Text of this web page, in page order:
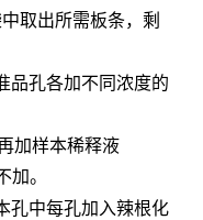
取出所需板条，剩
品孔各加不同浓度的
加样本稀释液
加。
孔中每孔加入辣根化